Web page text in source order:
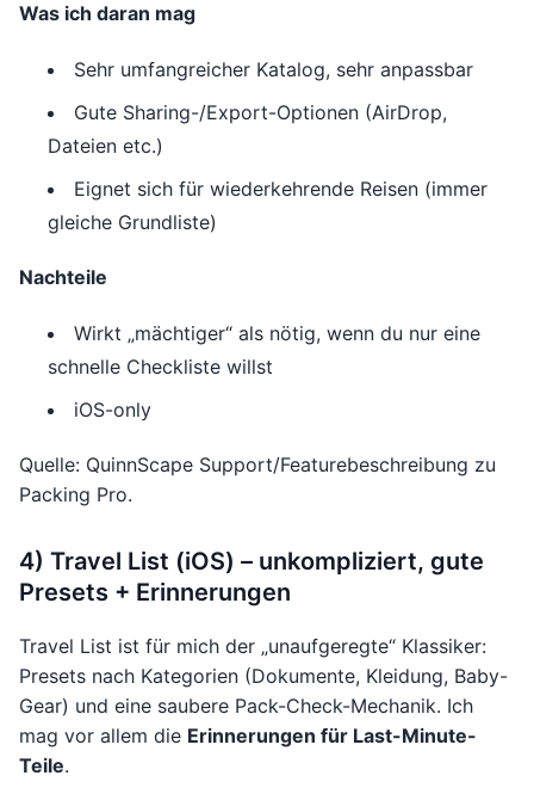
Was ich daran mag
Sehr umfangreicher Katalog, sehr anpassbar
Gute Sharing-/Export-Optionen (AirDrop,
Dateien etc.)
Eignet sich für wiederkehrende Reisen (immer
gleiche Grundliste)
Nachteile
Wirkt „mächtiger“ als nötig, wenn du nur eine
schnelle Checkliste willst
iOS-only
Quelle: QuinnScape Support/Featurebeschreibung zu
Packing Pro.
4) Travel List (iOS) – unkompliziert, gute
Presets + Erinnerungen
Travel List ist für mich der „unaufgeregte“ Klassiker:
Presets nach Kategorien (Dokumente, Kleidung, Baby-
Gear) und eine saubere Pack-Check-Mechanik. Ich
mag vor allem die Erinnerungen für Last-Minute-
Teile.